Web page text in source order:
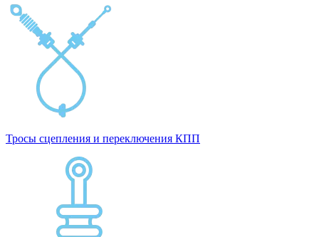
Тросы сцепления и переключения КПП